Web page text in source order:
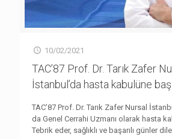
10/02/2021
TAC’87 Prof. Dr. Tarık Zafer
İstanbul’da hasta kabulüne
TAC’87 Prof. Dr. Tarık Zafer Nursal
da Genel Cerrahi Uzmanı olarak hasta
Tebrik eder, sağlıklı ve başarılı günler